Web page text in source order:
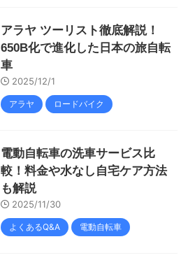
アラヤ ツーリスト徹底解説！
650B化で進化した日本の旅自転
車
2025/12/1
アラヤ ロードバイク
電動自転車の洗車サービス比
較！料金や水なし自宅ケア方法
も解説
2025/11/30
よくあるQ&A 電動自転車